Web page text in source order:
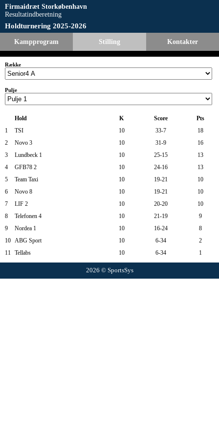
Firmaidræt Storkøbenhavn
Resultatindberetning
Holdturnering 2025-2026
Kampprogram Stilling Kontakter
Række
Pulje
Hold K Score
Pts
1
TSI 10 33-7
18
2
Novo 3 10 31-9
16
3
Lundbeck 1 10 25-15
13
4
GFB78 2 10 24-16
13
5
Team Taxi 10 19-21
10
6
Novo 8 10 19-21
10
7
LIF 2 10 20-20
10
8
Telefonen 4 10 21-19
9
9
Nordea 1 10 16-24
8
10
ABG Sport 10 6-34
2
11
Tellabs 10 6-34 1
2026 © SportsSys